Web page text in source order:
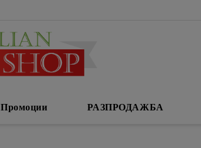
Промоции РАЗПРОДАЖБА